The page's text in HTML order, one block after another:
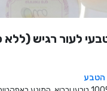
לעור רגיש